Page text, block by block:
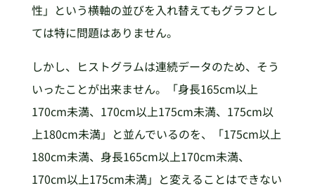
性」という横軸の並びを入れ替えてもグラフとし
ては特に問題はありません。
しかし、ヒストグラムは連続データのため、そう
いったことが出来ません。「身長165cm以上
170cm未満、170cm以上175cm未満、175cm以
上180cm未満」と並んでいるのを、「175cm以上
180cm未満、身長165cm以上170cm未満、
170cm以上175cm未満」と変えることはできない